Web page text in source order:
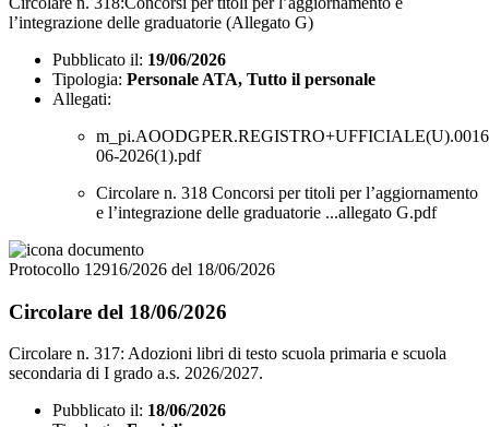
l’integrazione delle graduatorie (Allegato G)
Pubblicato il: 19/06/2026
Tipologia: Personale ATA, Tutto il personale
Allegati:
06-2026(1).pdf
Circolare n. 318 Concorsi per titoli per l’aggiornamento
e l’integrazione delle graduatorie ...allegato G.pdf
Protocollo 12916/2026 del 18/06/2026
Circolare del 18/06/2026
Circolare n. 317: Adozioni libri di testo scuola primaria e scuola
secondaria di I grado a.s. 2026/2027.
Pubblicato il: 18/06/2026